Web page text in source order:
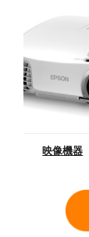
映像機器